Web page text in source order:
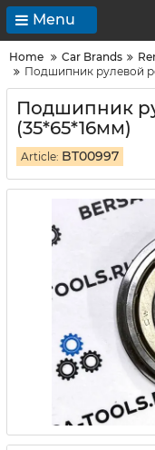
Menu
Home Car Brands
Подшипник рулевой
Подшипник
(35*65*16мм)
Article: BT00997